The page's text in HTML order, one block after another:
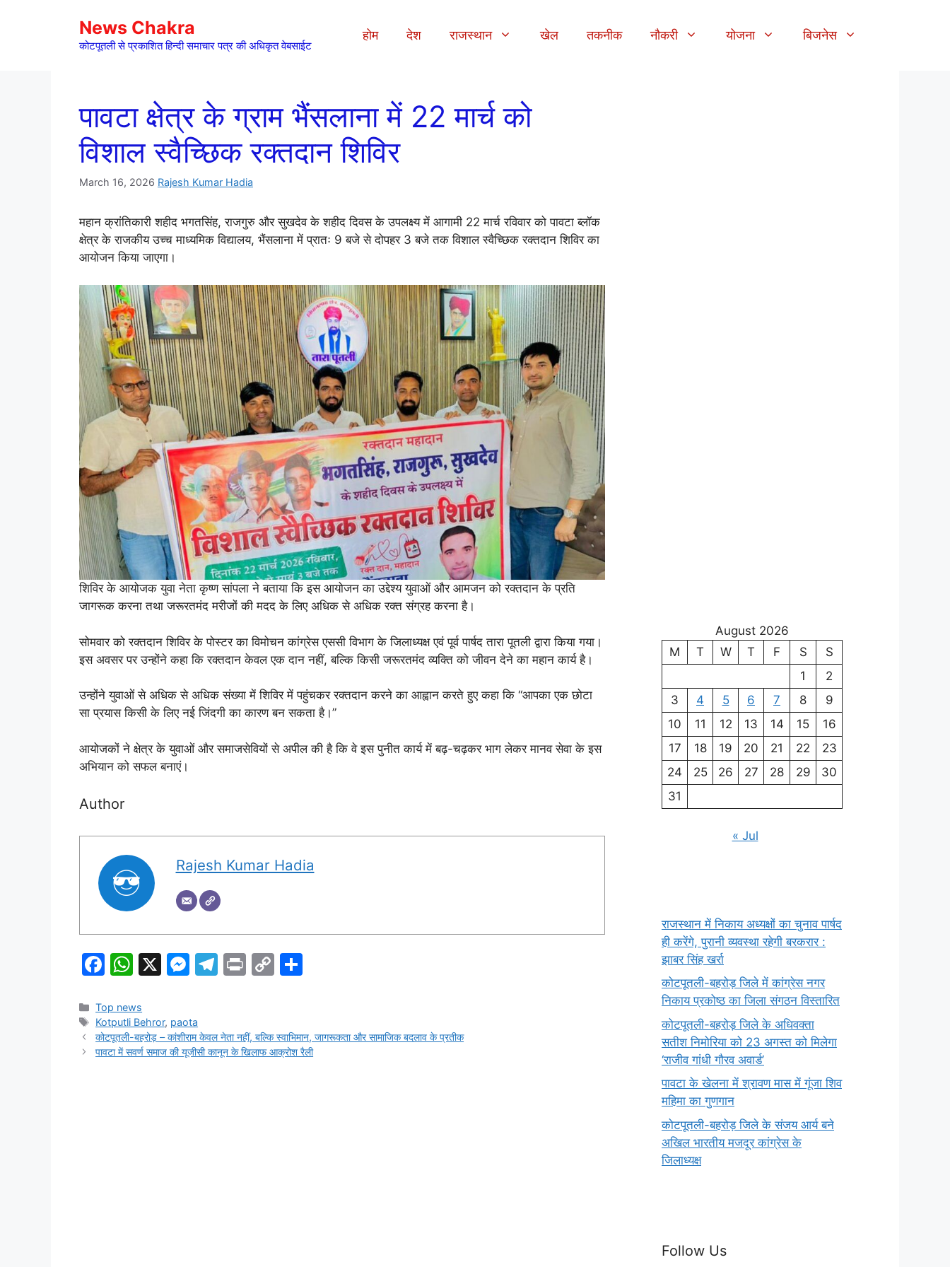
News Chakra
कोटपूतली से प्रकाशित हिन्दी समाचार पत्र की अधिकृत वेबसाईट
होम देश राजस्थान खेल तकनीक नौकरी योजना बिजनेस
पावटा क्षेत्र के ग्राम भैंसलाना में 22 मार्च को
विशाल स्वैच्छिक रक्तदान शिविर
March 16, 2026 Rajesh Kumar Hadia
महान क्रांतिकारी शहीद भगतसिंह, राजगुरु और सुखदेव के शहीद दिवस के उपलक्ष्य में आगामी 22 मार्च रविवार को पावटा ब्लॉक
क्षेत्र के राजकीय उच्च माध्यमिक विद्यालय, भैंसलाना में प्रातः 9 बजे से दोपहर 3 बजे तक विशाल स्वैच्छिक रक्तदान शिविर का
आयोजन किया जाएगा।
शिविर के आयोजक युवा नेता कृष्ण सांपला ने बताया कि इस आयोजन का उद्देश्य युवाओं और आमजन को रक्तदान के प्रति
जागरूक करना तथा जरूरतमंद मरीजों की मदद के लिए अधिक से अधिक रक्त संग्रह करना है।
सोमवार को रक्तदान शिविर के पोस्टर का विमोचन कांग्रेस एससी विभाग के जिलाध्यक्ष एवं पूर्व पार्षद तारा पूतली द्वारा किया गया।
इस अवसर पर उन्होंने कहा कि रक्तदान केवल एक दान नहीं, बल्कि किसी जरूरतमंद व्यक्ति को जीवन देने का महान कार्य है।
उन्होंने युवाओं से अधिक से अधिक संख्या में शिविर में पहुंचकर रक्तदान करने का आह्वान करते हुए कहा कि “आपका एक छोटा
सा प्रयास किसी के लिए नई जिंदगी का कारण बन सकता है।”
आयोजकों ने क्षेत्र के युवाओं और समाजसेवियों से अपील की है कि वे इस पुनीत कार्य में बढ़-चढ़कर भाग लेकर मानव सेवा के इस
अभियान को सफल बनाएं।
Author
Rajesh Kumar Hadia
F
c
e
b
W
at
s
A
X
M
s
e
T
gr
a
Pr C
y
Li
e
Categories
Top news
Tags
Kotputli Behror, paota
कोटपूतली-बहरोड़ – कांशीराम केवल नेता नहीं, बल्कि स्वाभिमान, जागरूकता और सामाजिक बदलाव के प्रतीक
पावटा में सवर्ण समाज की यूजीसी कानून के खिलाफ आक्रोश रैली
August 2026
M
T W T F S
S
1
2
3
4 5 6 7 8
9
10
11 12 13 14 15
16
17
18 19 20 21 22
23
24
25 26 27 28 29
30
31
« Jul
राजस्थान में निकाय अध्यक्षों का चुनाव पार्षद
ही करेंगे, पुरानी व्यवस्था रहेगी बरकरार :
झाबर सिंह खर्रा
कोटपूतली-बहरोड़ जिले में कांग्रेस नगर
निकाय प्रकोष्ठ का जिला संगठन विस्तारित
कोटपूतली-बहरोड़ जिले के अधिवक्ता
सतीश निमोरिया को 23 अगस्त को मिलेगा
‘राजीव गांधी गौरव अवार्ड’
पावटा के खेलना में श्रावण मास में गूंजा शिव
महिमा का गुणगान
कोटपूतली-बहरोड़ जिले के संजय आर्य बने
अखिल भारतीय मजदूर कांग्रेस के
जिलाध्यक्ष
Follow Us